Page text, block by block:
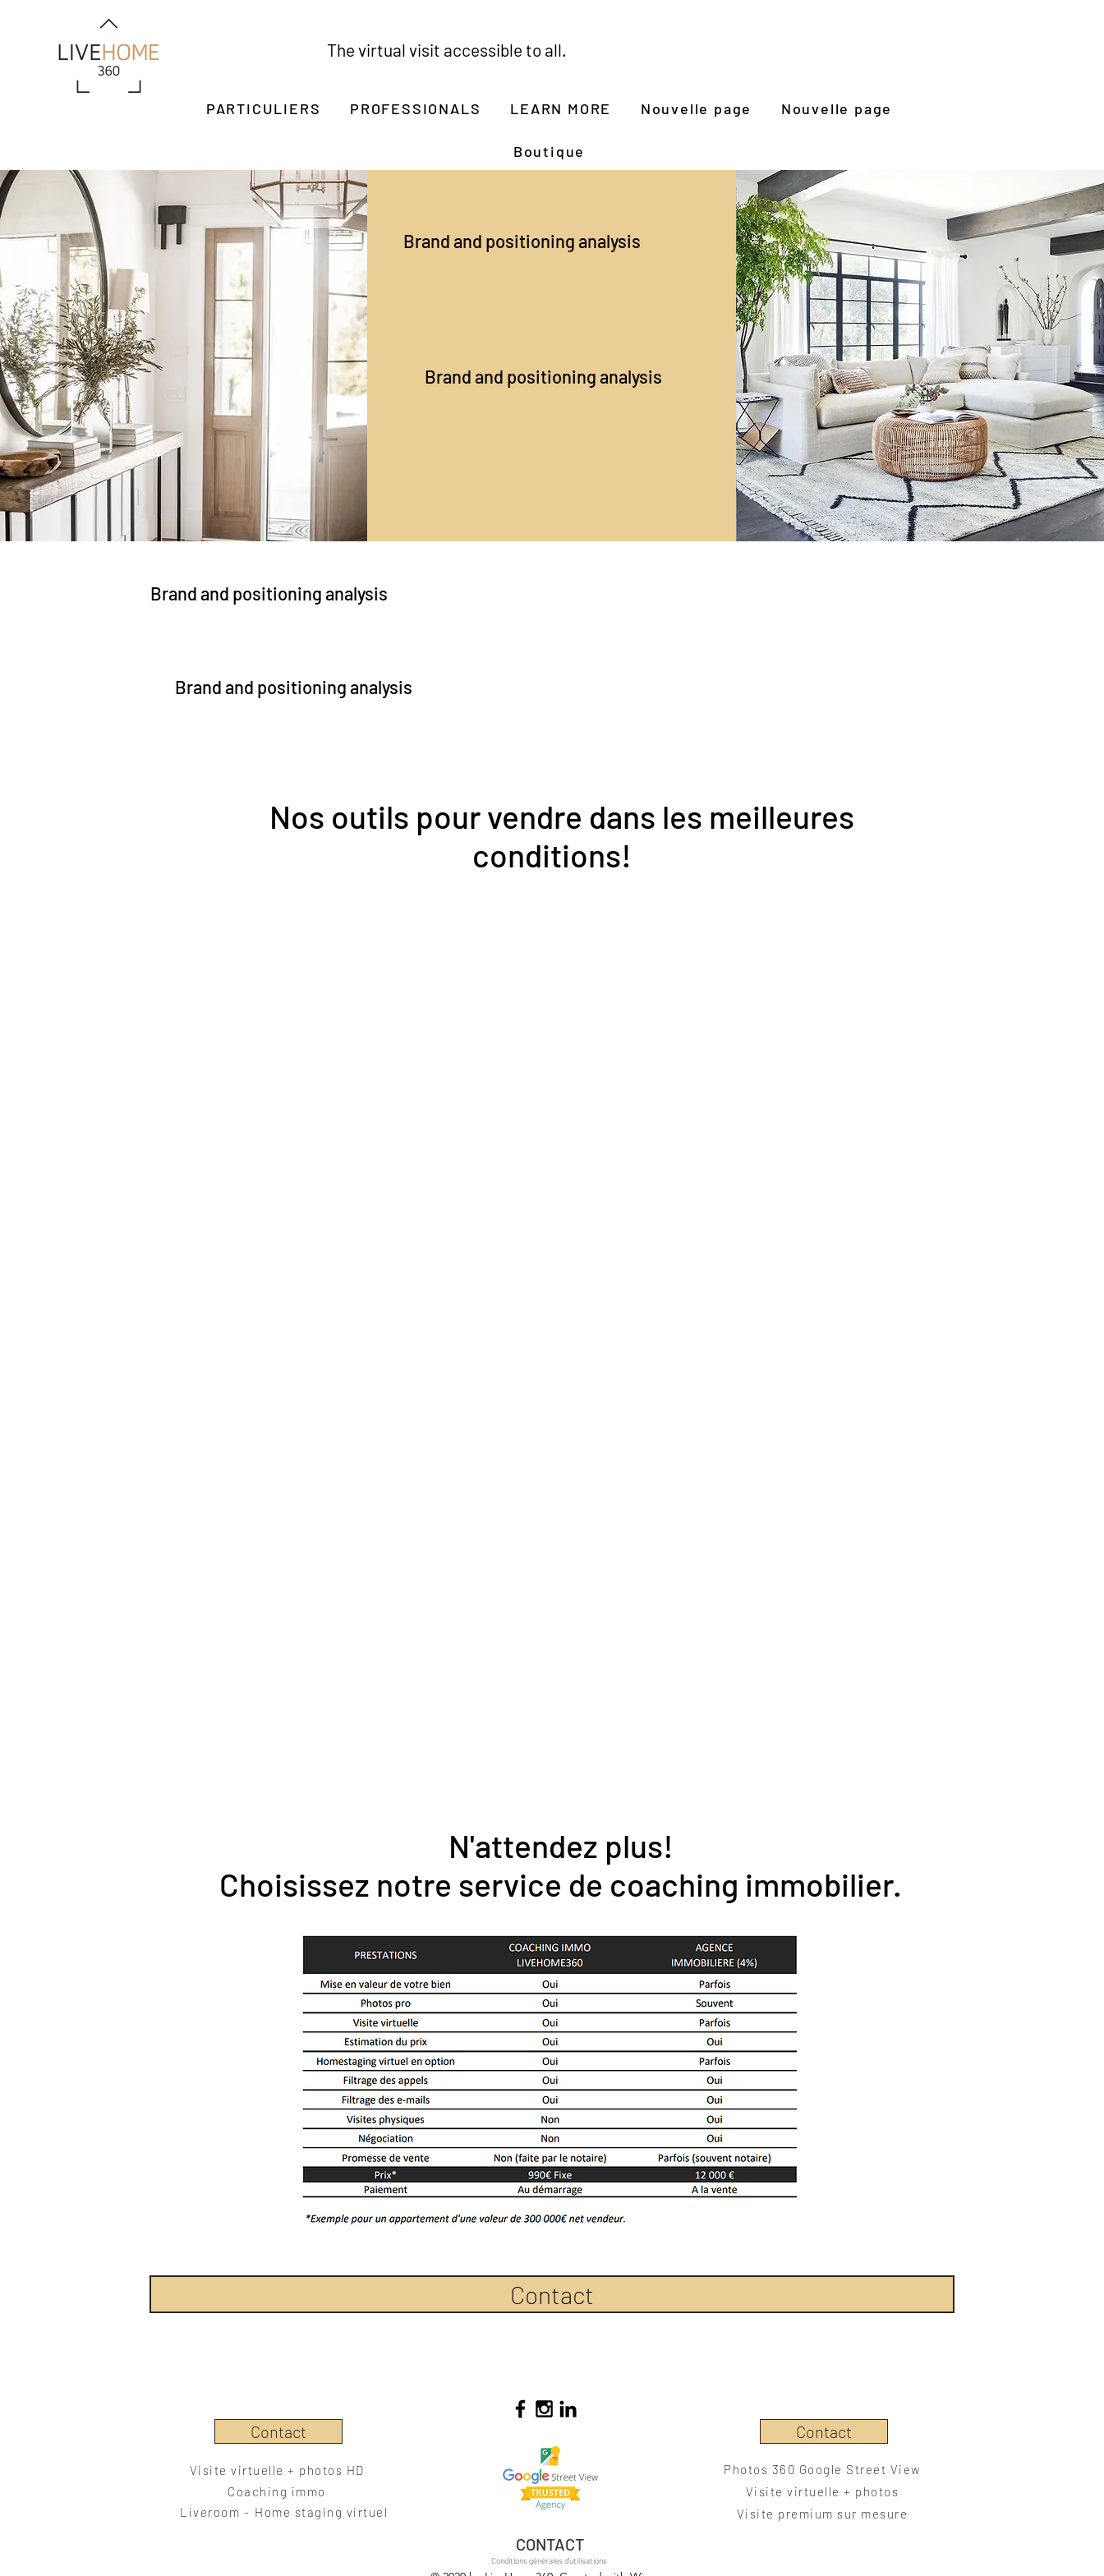
The virtual visit accessible to all.
PARTICULIERS PROFESSIONALS LEARN MORE Nouvelle page Nouvelle page
Boutique
Brand and positioning analysis
Brand and positioning analysis
Brand and positioning analysis
Brand and positioning analysis
Nos outils pour vendre dans les meilleures
conditions!
N'attendez plus!
Choisissez notre service de coaching immobilier.
Contact
Contact Contact
Visite virtuelle + photos HD
Coaching immo
Photos 360 Google Street View
Liveroom - Home staging virtuel
Visite virtuelle + photos
Visite premium sur mesure
CONTACT
Conditions générales d'utilisations